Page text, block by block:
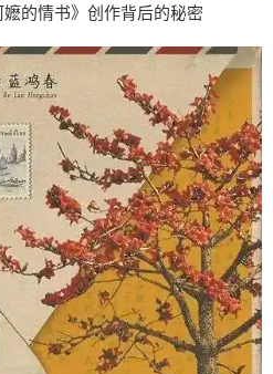
的情书》创作背后的秘密